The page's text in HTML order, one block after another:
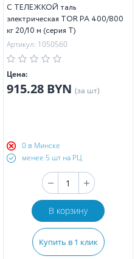
С ТЕЛЕЖКОЙ таль
электрическая TOR PA 400/800
кг 20/10 м (серия T)
Артикул: 1050560
Цена:
915.28 BYN (за шт)
0 в Минске
менее 5 шт на РЦ
В корзину
Купить в 1 клик